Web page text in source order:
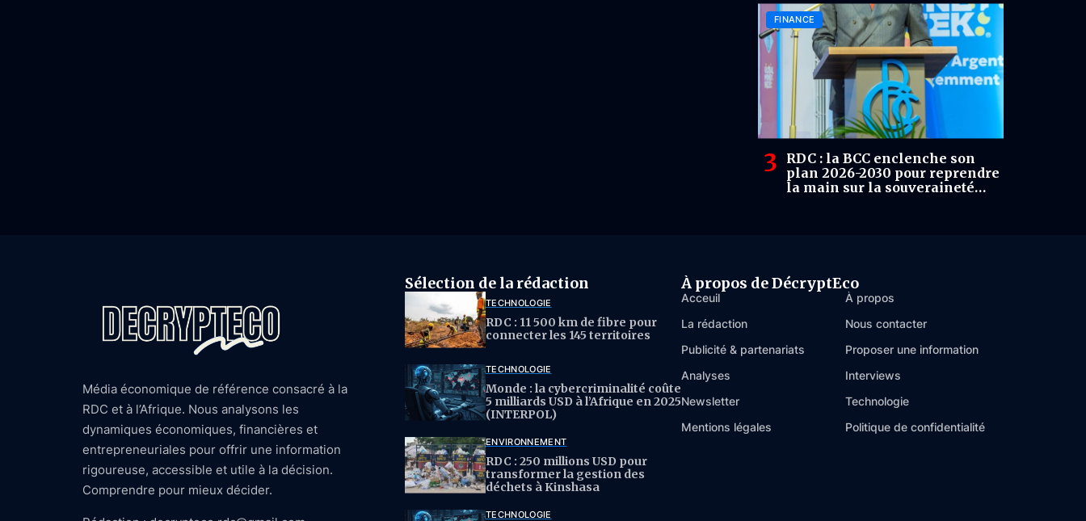
la sécurité sociale
FINANCE
RDC : la BCC enclenche son
plan 2026-2030 pour reprendre
la main sur la souveraineté
Média économique de référence consacré à la
RDC et à l’Afrique. Nous analysons les
dynamiques économiques, financières et
entrepreneuriales pour offrir une information
rigoureuse, accessible et utile à la décision.
Comprendre pour mieux décider.
Sélection de la rédaction
TECHNOLOGIE
RDC : 11 500 km de fibre pour
connecter les 145 territoires
TECHNOLOGIE
Monde : la cybercriminalité coûte
5 milliards USD à l’Afrique en 2025
(INTERPOL)
ENVIRONNEMENT
RDC : 250 millions USD pour
transformer la gestion des
déchets à Kinshasa
TECHNOLOGIE
À propos de DécryptEco
Acceuil
À propos
La rédaction
Nous contacter
Publicité & partenariats
Proposer une information
Analyses
Interviews
Newsletter
Technologie
Mentions légales
Politique de confidentialité